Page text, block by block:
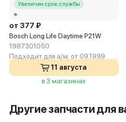
Увеличен срок службы
от 377 ₽
Bosch Long Life Daytime P21W
1987301050
Подходит для а/м: от 09.1999
11 августа
в 3 магазинах
Другие запчасти для